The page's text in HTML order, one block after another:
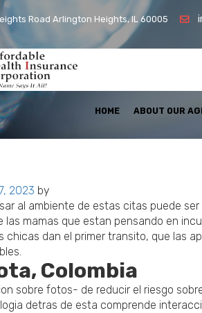
Road Arlington Heights, IL 60005
HOME ABOUT OUR
2023 by
al ambiente de estas citas puede
las mamas que estan pensando en
chicas dan el primer transito, que las
Colombia
sobre fotos- de reducir el riesgo
detras de esta comprende